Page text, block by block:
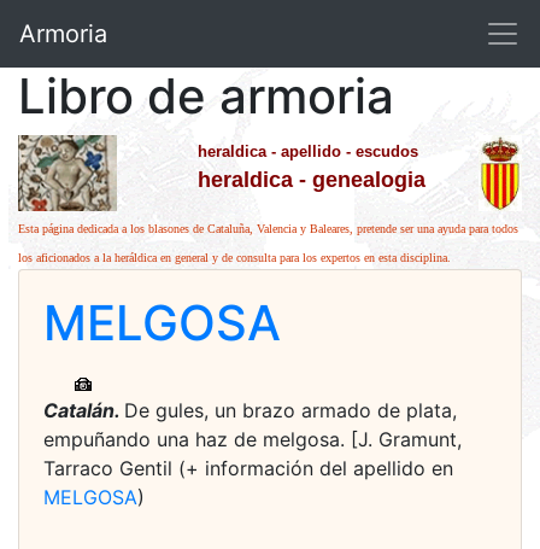
Armoria
Libro de armoria
heraldica - apellido - escudos
heraldica - genealogia
Esta página dedicada a los blasones de Cataluña, Valencia y Baleares, pretende ser una ayuda para todos
los aficionados a la heráldica en general y de consulta para los expertos en esta disciplina.
MELGOSA
Catalán. De gules, un brazo armado de plata,
empuñando una haz de melgosa. [J. Gramunt,
Tarraco Gentil (+ información del apellido en
MELGOSA)